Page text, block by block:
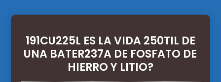
191CU225L ES LA VIDA 250TIL DE
UNA BATER237A DE FOSFATO DE
HIERRO Y LITIO?